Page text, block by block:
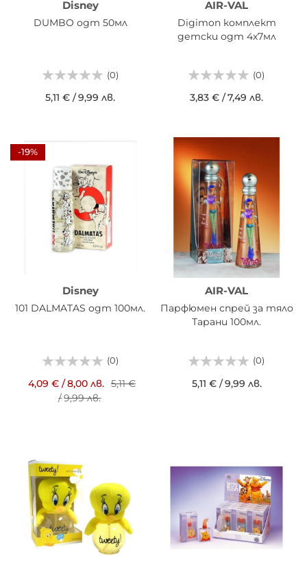
Disney
DUMBO одт 50мл
(0)
5,11 € /9,99 лв.
AIR-VAL
Digimon комплект
детски одт 4х7мл
(0)
3,83 € /7,49 лв.
-19%
Disney
101 DALMATAS одт 100мл.
(0)
4,09 €/8,00 лв. 5,11 €
/9,99 лв.
AIR-VAL
Парфюмен спрей за тяло
Тарани 100мл.
(0)
5,11 €/9,99 лв.